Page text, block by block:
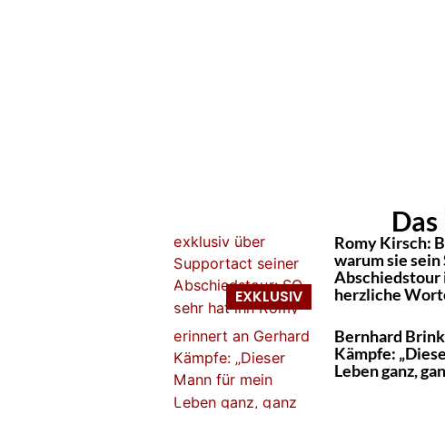
Romy Kirsch:
warum sie
Abschiedstour
herzliche
Bernhard
Kämpfe:
Leben ganz,